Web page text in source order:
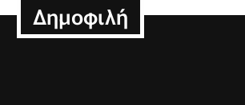
Δημοφιλή